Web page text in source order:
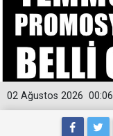
00:06
02 Ağustos 2026